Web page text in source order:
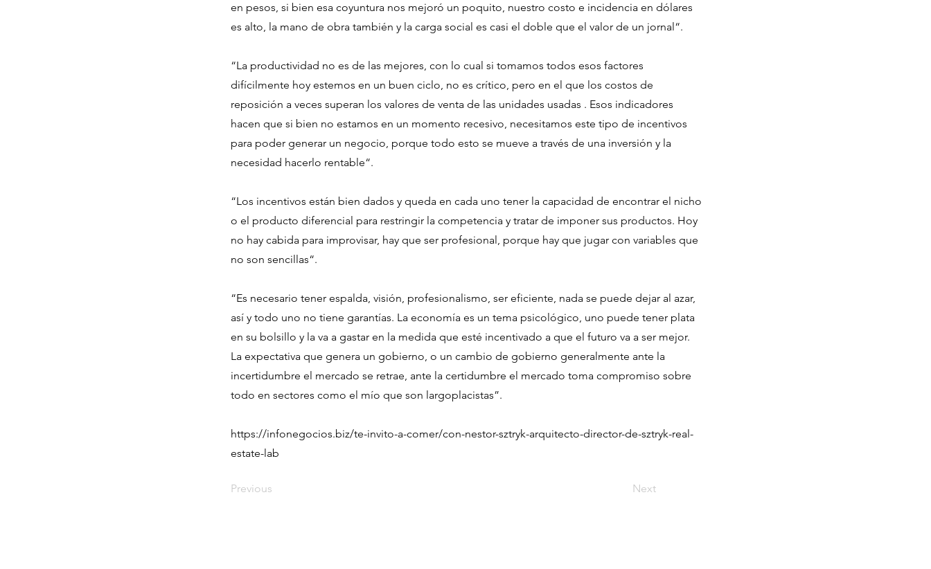
en pesos, si bien esa coyuntura nos mejoró un poquito, nuestro costo e incidencia en dólares
es alto, la mano de obra también y la carga social es casi el doble que el valor de un jornal“.
“La productividad no es de las mejores, con lo cual si tomamos todos esos factores
difícilmente hoy estemos en un buen ciclo, no es crítico, pero en el que los costos de
reposición a veces superan los valores de venta de las unidades usadas . Esos indicadores
hacen que si bien no estamos en un momento recesivo, necesitamos este tipo de incentivos
para poder generar un negocio, porque todo esto se mueve a través de una inversión y la
necesidad hacerlo rentable“.
“Los incentivos están bien dados y queda en cada uno tener la capacidad de encontrar el nicho
o el producto diferencial para restringir la competencia y tratar de imponer sus productos. Hoy
no hay cabida para improvisar, hay que ser profesional, porque hay que jugar con variables que
no son sencillas“.
“Es necesario tener espalda, visión, profesionalismo, ser eficiente, nada se puede dejar al azar,
así y todo uno no tiene garantías. La economía es un tema psicológico, uno puede tener plata
en su bolsillo y la va a gastar en la medida que esté incentivado a que el futuro va a ser mejor.
La expectativa que genera un gobierno, o un cambio de gobierno generalmente ante la
incertidumbre el mercado se retrae, ante la certidumbre el mercado toma compromiso sobre
todo en sectores como el mío que son largoplacistas”.
https://infonegocios.biz/te-invito-a-comer/con-nestor-sztryk-arquitecto-director-de-sztryk-real-
estate-lab
Previous Next